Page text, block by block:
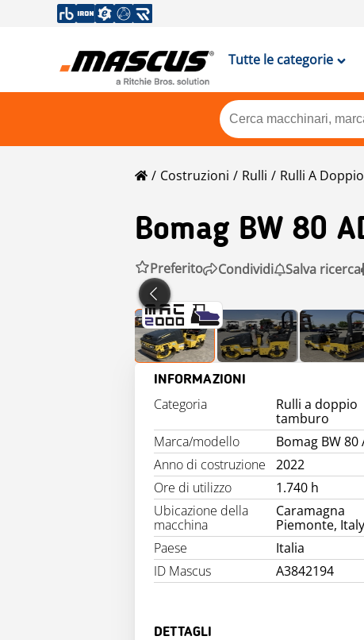
Tutte le categorie
Costruzioni Rulli Rulli A
Bomag BW 80
Preferito Condividi Salva ricerca
INFORMAZIONI
Categoria
Rulli a doppio
tamburo
Marca/modello
Bomag BW 80
Anno di costruzione
2022
Ore di utilizzo
1.740 h
Ubicazione della
macchina
Caramagna
Piemonte, Italy
Paese
Italia
ID Mascus
A3842194
DETTAGLI